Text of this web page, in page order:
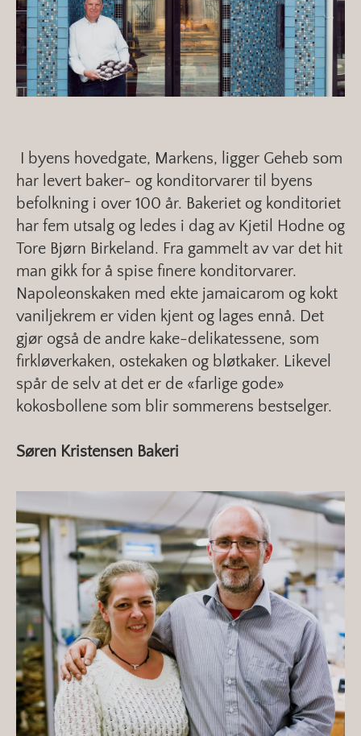
I byens hovedgate, Markens, ligger Geheb som
har levert baker- og konditorvarer til byens
befolkning i over 100 år. Bakeriet og konditoriet
har fem utsalg og ledes i dag av Kjetil Hodne og
Tore Bjørn Birkeland. Fra gammelt av var det hit
man gikk for å spise finere konditorvarer.
Napoleonskaken med ekte jamaicarom og kokt
vaniljekrem er viden kjent og lages ennå. Det
gjør også de andre kake-delikatessene, som
firkløverkaken, ostekaken og bløtkaker. Likevel
spår de selv at det er de «farlige gode»
kokosbollene som blir sommerens bestselger.
Søren Kristensen Bakeri